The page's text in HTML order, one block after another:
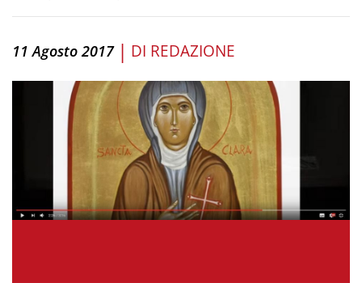
11 Agosto 2017 | DI REDAZIONE